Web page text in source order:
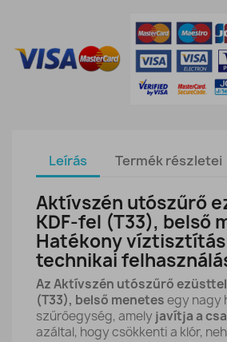
Leírás Termék részletei
Aktívszén utószűrő
KDF-fel (T33), belső
Hatékony
technikai
Az Aktívszén utószűrő ezüsttel
(T33), belső menetesegy nagy
szűrőegység, amely javítja a
azáltal, hogy csökkenti a klór,